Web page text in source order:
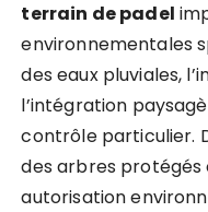
terrain de padel
environnementales
des eaux pluviales,
l’intégration
contrôle particulier.
des arbres protégés
autorisation